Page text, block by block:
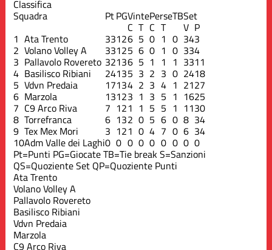
Classifica
Squadra PtPGVintePerseTBSet
C T C T V P
1 Ata Trento 33126 5 0 1 0 343
2 Volano Volley A 33125 6 0 1 0 334
3 Pallavolo Rovereto 32136 5 1 1 1 3311
4 Basilisco Ribiani 24135 3 2 3 0 2418
5 Vdvn Predaia 17134 2 3 4 1 2127
6 Marzola 13123 1 3 5 1 1625
7 C9 Arco Riva 7 121 1 5 5 1 1130
8 Torrefranca 6 132 0 5 6 0 8 34
9 Tex Mex Mori 3 121 0 4 7 0 6 34
10Adm Valle dei Laghi0 0 0 0 0 0 0 0 0
Pt=Punti PG=GiocateTB=Tie breakS=Sanzioni
QS=Quoziente Set QP=Quoziente Punti
Ata Trento
Volano Volley A
Pallavolo Rovereto
Basilisco Ribiani
Vdvn Predaia
Marzola
C9 Arco Riva